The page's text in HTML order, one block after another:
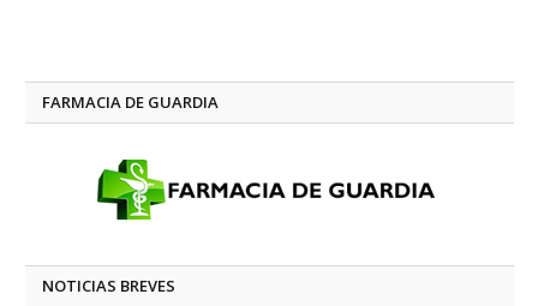
FARMACIA DE GUARDIA
NOTICIAS BREVES